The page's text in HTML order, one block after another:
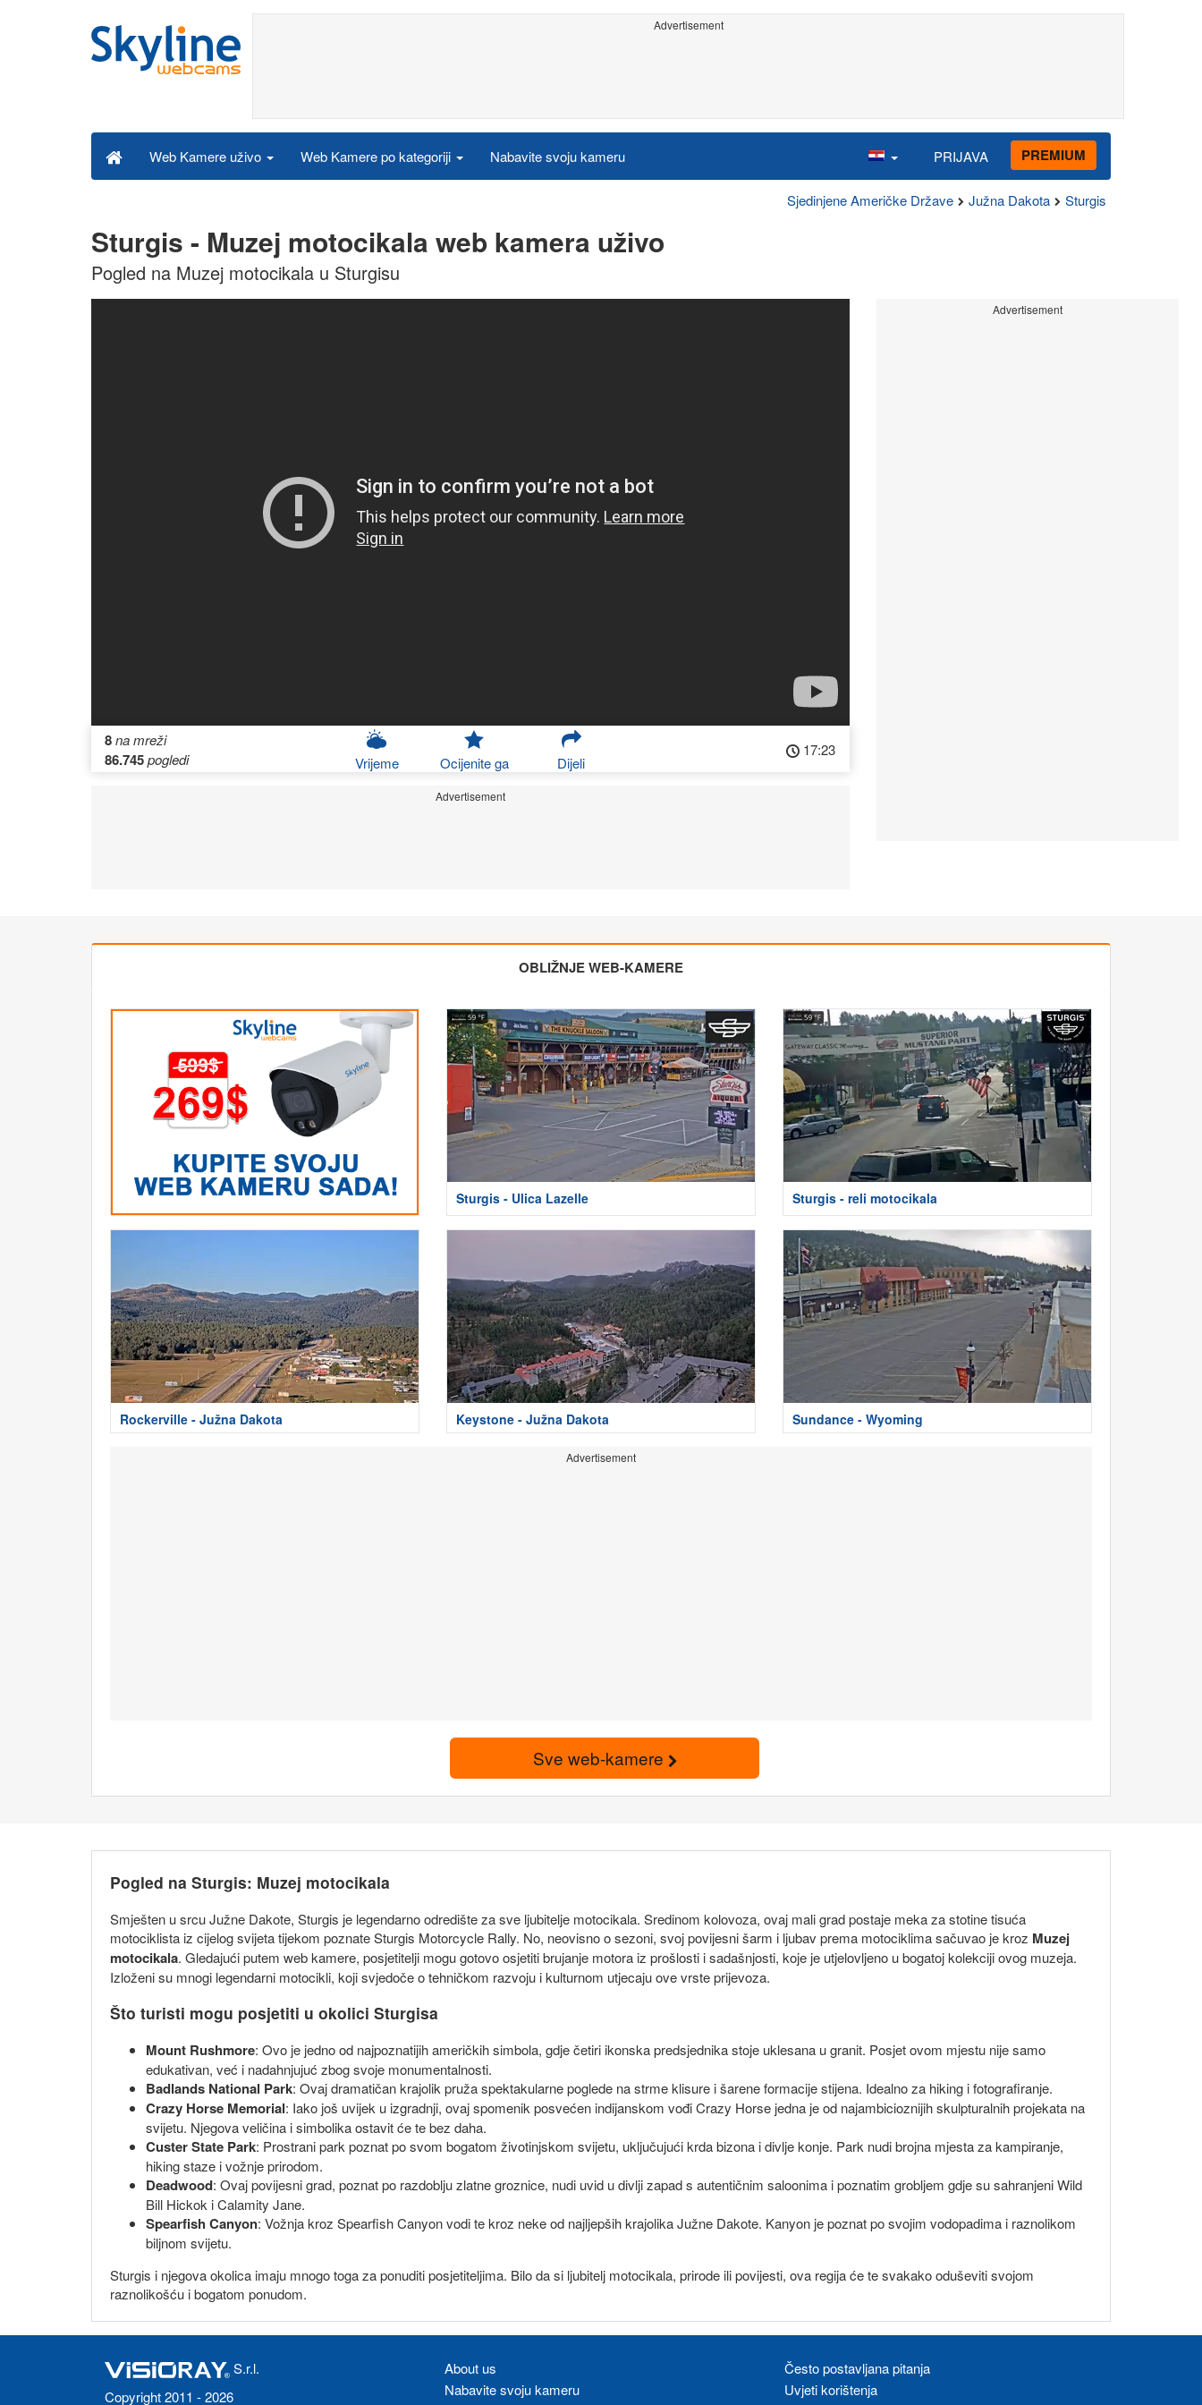
Advertisement
Web Kamere uživo Web Kamere po kategoriji Nabavite svoju kameru PRIJAVA PREMIUM
Sjedinjene Američke Države Južna Dakota Sturgis
Sturgis - Muzej motocikala web kamera uživo
Pogled na Muzej motocikala u Sturgisu
8na mreži
86.745pogledi Vrijeme Ocijenite ga Dijeli
17:23
Advertisement
Advertisement
OBLIŽNJE WEB-KAMERE
Sturgis - Ulica Lazelle Sturgis - reli motocikala
Rockerville - Južna Dakota Keystone - Južna Dakota Sundance - Wyoming
Advertisement
Sve web-kamere
Pogled na Sturgis: Muzej motocikala
Smješten u srcu Južne Dakote, Sturgis je legendarno odredište za sve ljubitelje motocikala. Sredinom kolovoza, ovaj mali grad postaje meka za stotine tisuća
motociklista iz cijelog svijeta tijekom poznate Sturgis Motorcycle Rally. No, neovisno o sezoni, svoj povijesni šarm i ljubav prema motociklima sačuvao je kroz Muzej
motocikala. Gledajući putem web kamere, posjetitelji mogu gotovo osjetiti brujanje motora iz prošlosti i sadašnjosti, koje je utjelovljeno u bogatoj kolekciji ovog muzeja.
Izloženi su mnogi legendarni motocikli, koji svjedoče o tehničkom razvoju i kulturnom utjecaju ove vrste prijevoza.
Što turisti mogu posjetiti u okolici Sturgisa
Mount Rushmore: Ovo je jedno od najpoznatijih američkih simbola, gdje četiri ikonska predsjednika stoje uklesana u granit. Posjet ovom mjestu nije samo
edukativan, već i nadahnjujuć zbog svoje monumentalnosti.
Badlands National Park: Ovaj dramatičan krajolik pruža spektakularne poglede na strme klisure i šarene formacije stijena. Idealno za hiking i fotografiranje.
Crazy Horse Memorial: Iako još uvijek u izgradnji, ovaj spomenik posvećen indijanskom vođi Crazy Horse jedna je od najambicioznijih skulpturalnih projekata na
svijetu. Njegova veličina i simbolika ostavit će te bez daha.
Custer State Park: Prostrani park poznat po svom bogatom životinjskom svijetu, uključujući krda bizona i divlje konje. Park nudi brojna mjesta za kampiranje,
hiking staze i vožnje prirodom.
Deadwood: Ovaj povijesni grad, poznat po razdoblju zlatne groznice, nudi uvid u divlji zapad s autentičnim saloonima i poznatim grobljem gdje su sahranjeni Wild
Bill Hickok i Calamity Jane.
Spearfish Canyon: Vožnja kroz Spearfish Canyon vodi te kroz neke od najljepših krajolika Južne Dakote. Kanyon je poznat po svojim vodopadima i raznolikom
biljnom svijetu.
Sturgis i njegova okolica imaju mnogo toga za ponuditi posjetiteljima. Bilo da si ljubitelj motocikala, prirode ili povijesti, ova regija će te svakako oduševiti svojom
raznolikošću i bogatom ponudom.
S.r.l.
Copyright 2011 - 2026
About us
Nabavite svoju kameru
Često postavljana pitanja
Uvjeti korištenja